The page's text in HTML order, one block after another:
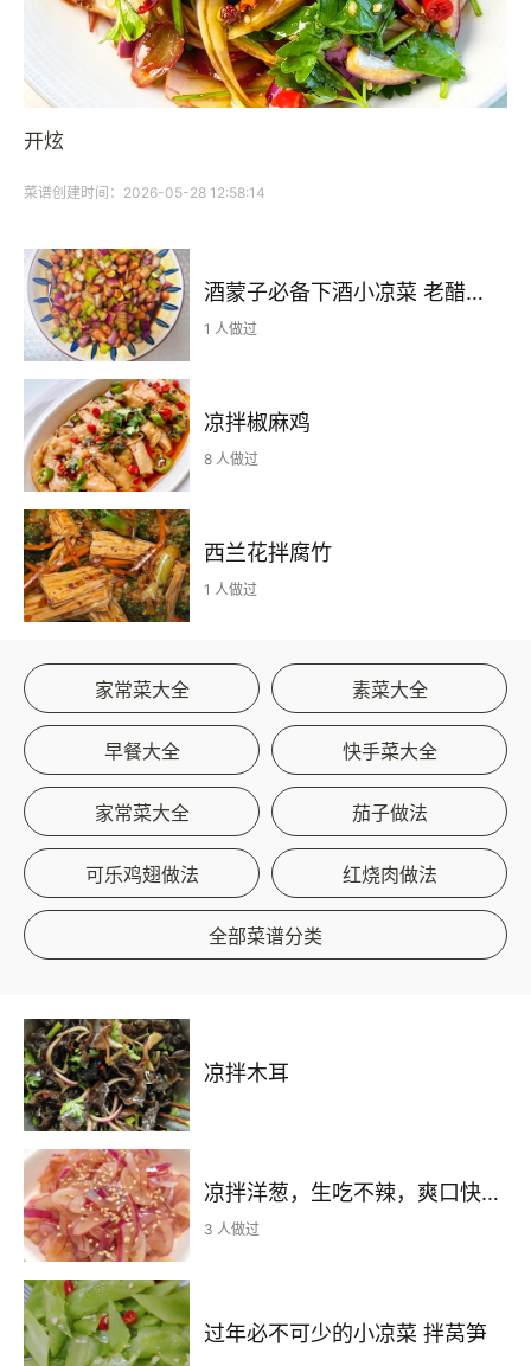
开炫
菜谱创建时间：2026-05-28 12:58:14
酒蒙子必备下酒小凉菜 老醋花生🥜
1 人做过
凉拌椒麻鸡
8 人做过
西兰花拌腐竹
1 人做过
家常菜大全 素菜大全
早餐大全 快手菜大全
家常菜大全 茄子做法
可乐鸡翅做法 红烧肉做法
全部菜谱分类
凉拌木耳
凉拌洋葱，生吃不辣，爽口快手小凉菜
3 人做过
过年必不可少的小凉菜 拌莴笋